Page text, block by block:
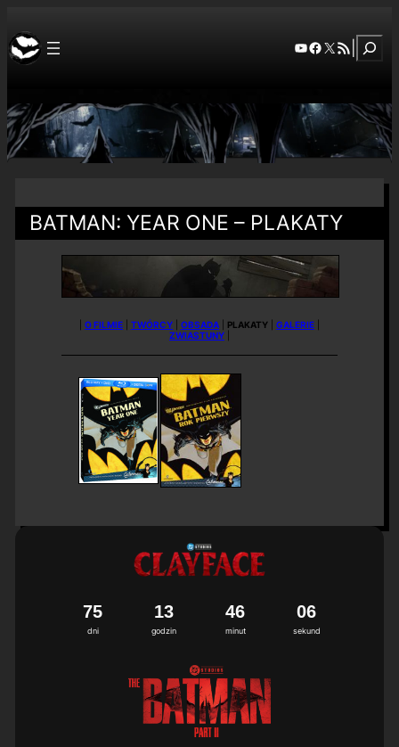
YouTube
Facebook
X RSS Feed
BATMAN: YEAR ONE – PLAKATY
O FILMIE TWÓRCY OBSADA PLAKATY GALERIE
ZWIASTUNY
dni
75
godzin
13
minut
46
sekund
06